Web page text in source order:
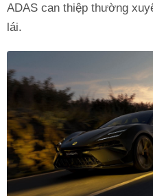
ADAS can thiệp thường
lái.